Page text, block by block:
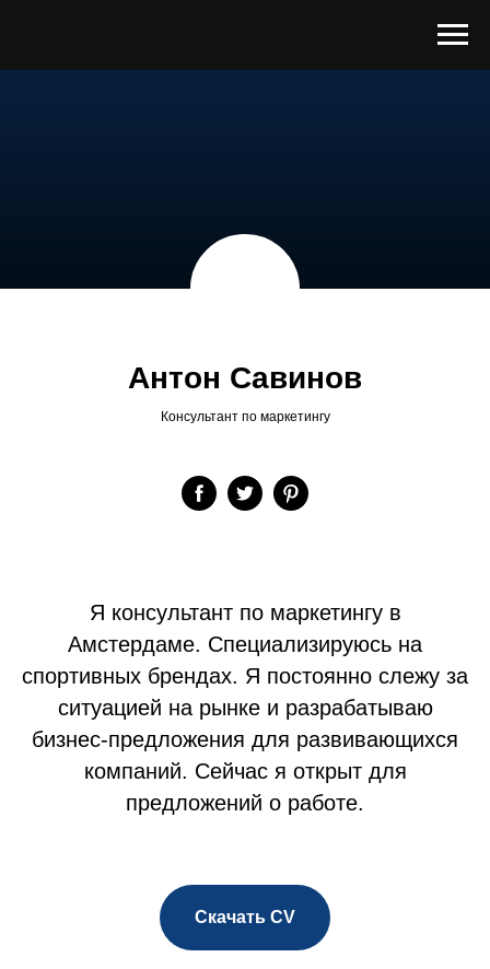
Антон Савинов
Консультант по маркетингу
Я консультант по маркетингу в
Амстердаме. Специализируюсь на
спортивных брендах. Я постоянно слежу за
ситуацией на рынке и разрабатываю
бизнес-предложения для развивающихся
компаний. Сейчас я открыт для
предложений о работе.
Скачать CV